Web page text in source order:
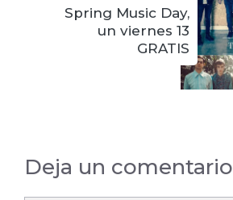
Spring Music Day,
un viernes 13
GRATIS
Deja un comentario